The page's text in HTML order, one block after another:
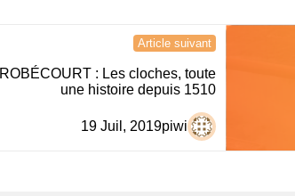
Article suivant
ROBÉCOURT : Les cloches, toute
une histoire depuis 1510
piwi
19 Juil, 2019